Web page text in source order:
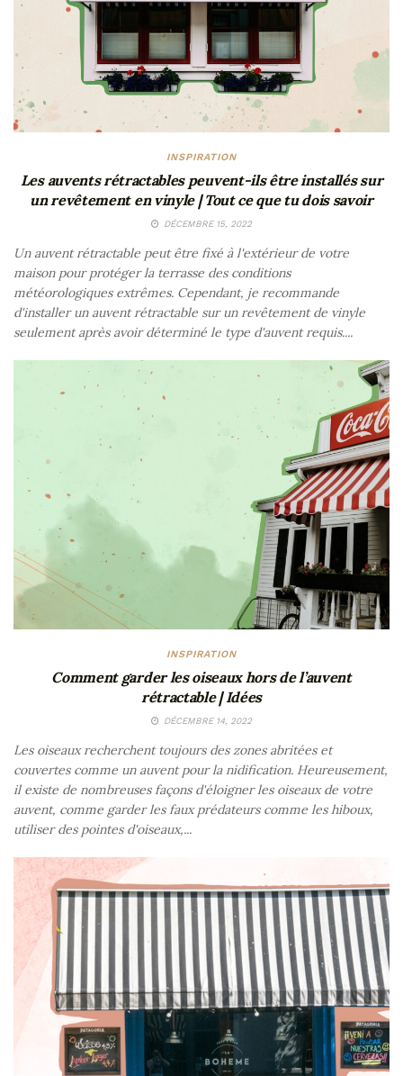
INSPIRATION
Les auvents rétractables peuvent-ils être installés sur
un revêtement en vinyle | Tout ce que tu dois savoir
DÉCEMBRE 15, 2022
Un auvent rétractable peut être fixé à l'extérieur de votre
maison pour protéger la terrasse des conditions
météorologiques extrêmes. Cependant, je recommande
d'installer un auvent rétractable sur un revêtement de vinyle
seulement après avoir déterminé le type d'auvent requis....
INSPIRATION
Comment garder les oiseaux hors de l’auvent
rétractable | Idées
DÉCEMBRE 14, 2022
Les oiseaux recherchent toujours des zones abritées et
couvertes comme un auvent pour la nidification. Heureusement,
il existe de nombreuses façons d'éloigner les oiseaux de votre
auvent, comme garder les faux prédateurs comme les hiboux,
utiliser des pointes d'oiseaux,...